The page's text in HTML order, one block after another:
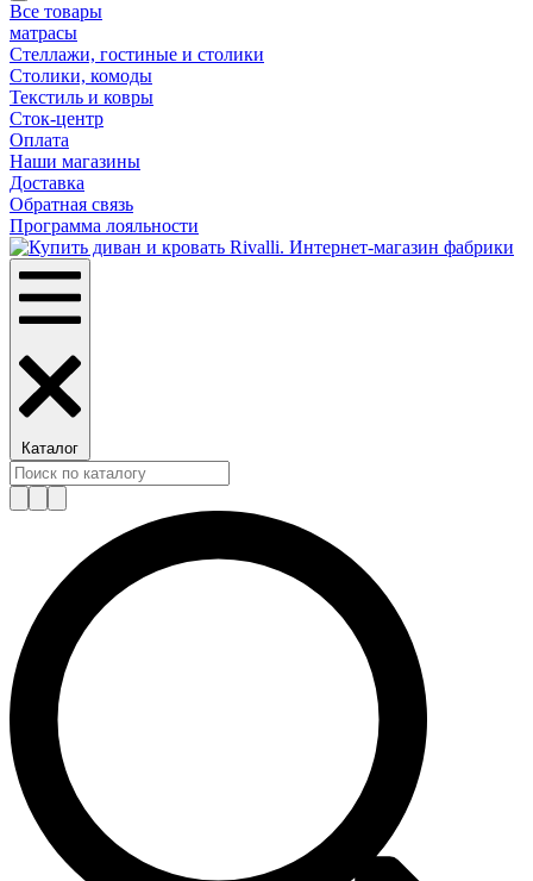
Все товары
матрасы
Стеллажи, гостиные и столики
Столики, комоды
Текстиль и ковры
Сток-центр
Оплата
Наши магазины
Доставка
Обратная связь
Программа лояльности
Каталог